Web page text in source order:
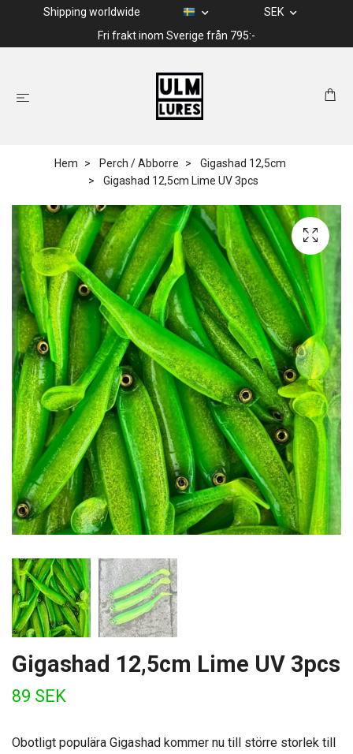
Shipping worldwide
SEK
Fri frakt inom Sverige från 795:-
Hem Perch / Abborre
Gigashad 12,5cm
Gigashad 12,5cm Lime UV 3pcs
Gigashad 12,5cm Lime UV 3pcs
89 SEK
Obotligt populära Gigashad kommer nu till större storlek till